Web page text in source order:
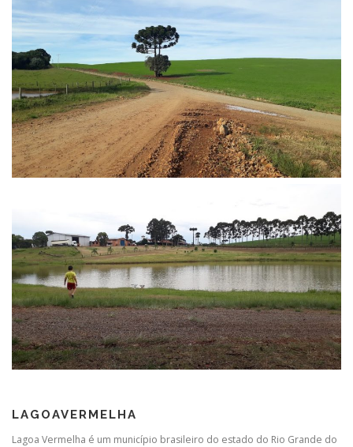
LAGOAVERMELHA
Lagoa Vermelha é um município brasileiro do estado do Rio Grande do